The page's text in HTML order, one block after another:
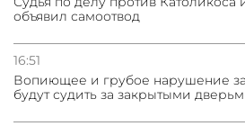
объявил самоотвод
16:51
Вопиющее и грубое нарушение
будут судить за закрытыми